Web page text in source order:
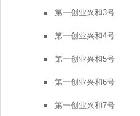
第一创业兴和3号
第一创业兴和4号
第一创业兴和5号
第一创业兴和6号
第一创业兴和7号